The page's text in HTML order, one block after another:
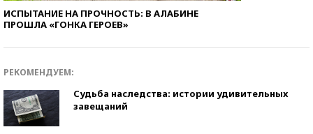
ИСПЫТАНИЕ НА ПРОЧНОСТЬ: В АЛАБИНЕ
ПРОШЛА «ГОНКА ГЕРОЕВ»
РЕКОМЕНДУЕМ:
Судьба наследства: истории удивительных
завещаний